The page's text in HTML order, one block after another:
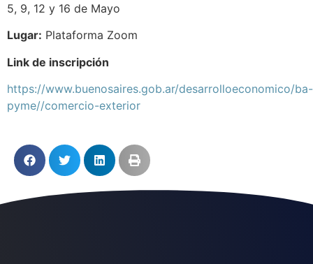
5, 9, 12 y 16 de Mayo
Lugar: Plataforma Zoom
Link de inscripción
https://www.buenosaires.gob.ar/desarrolloeconomico/ba-
pyme//comercio-exterior